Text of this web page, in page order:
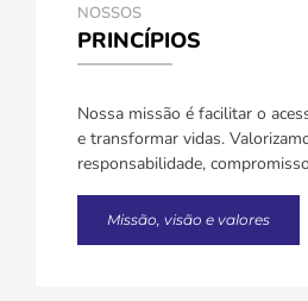
NOSSOS
PRINCÍPIOS
Nossa missão é facilitar o
e transformar vidas.
responsabilidade,
Missão, visão e valores